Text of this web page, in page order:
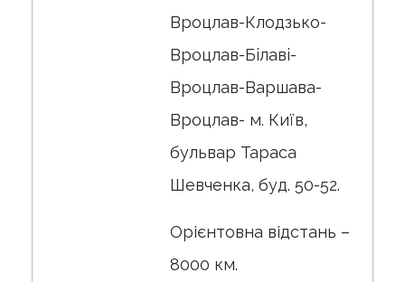
Вроцлав-Клодзько-
Вроцлав-Бiлавi-
Вроцлав-Варшава-
Вроцлав- м. Київ,
бульвар Тараса
Шевченка, буд. 50-52.
Орієнтовна відстань –
8000 км.